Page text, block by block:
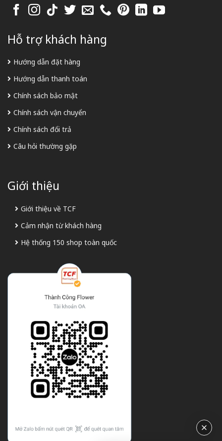
Hỗ trợ khách hàng
Hướng dẫn đặt hàng
Hướng dẫn thanh toán
Chính sách bảo mật
Chính sách vận chuyển
Chính sách đổi trả
Câu hỏi thường gặp
Giới thiệu
Giới thiệu về TCF
Cảm nhận từ khách hàng
Hệ thống 150 shop toàn quốc